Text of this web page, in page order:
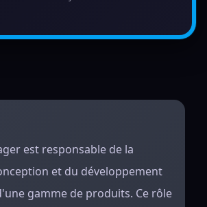
est responsable de la
et du développement
gamme de produits. Ce rôle